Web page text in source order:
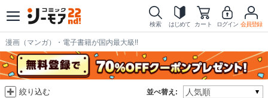
検索 はじめて カート ログイン 会員登録
漫画（マンガ）・電子書籍が国内最大級!!
並べ替え:
絞り込む